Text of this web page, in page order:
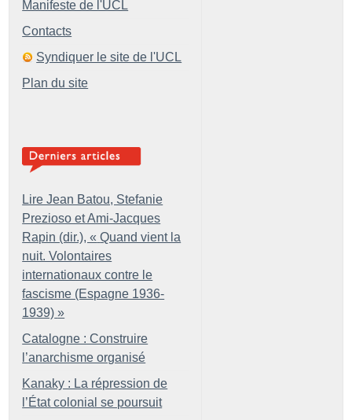
Manifeste de l'UCL
Contacts
Syndiquer le site de l'UCL
Plan du site
Lire Jean Batou, Stefanie
Prezioso et Ami-Jacques
Rapin (dir.), « Quand vient la
nuit. Volontaires
internationaux contre le
fascisme (Espagne 1936-
1939) »
Catalogne : Construire
l’anarchisme organisé
Kanaky : La répression de
l’État colonial se poursuit